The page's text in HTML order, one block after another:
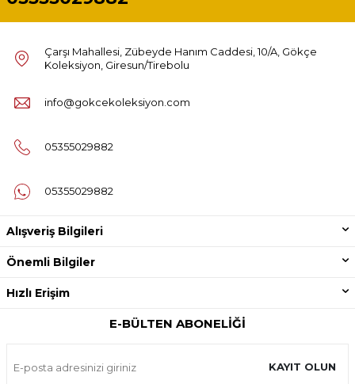
Çarşı Mahallesi, Zübeyde Hanım Caddesi, 10/A, Gökçe
Koleksiyon, Giresun/Tirebolu
info@gokcekoleksiyon.com
05355029882
05355029882
Alışveriş Bilgileri
Önemli Bilgiler
Hızlı Erişim
E-BÜLTEN ABONELIĞI
KAYIT OLUN